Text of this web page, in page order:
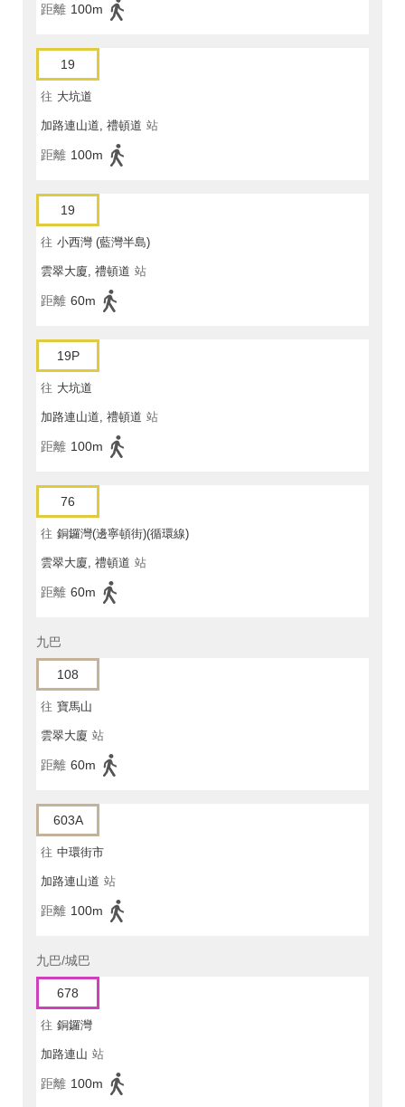
距離 100m
19
往 大坑道
加路連山道, 禮頓道 站
距離 100m
19
往 小西灣 (藍灣半島)
雲翠大廈, 禮頓道 站
距離 60m
19P
往 大坑道
加路連山道, 禮頓道 站
距離 100m
76
往 銅鑼灣(邊寧頓街)(循環線)
雲翠大廈, 禮頓道 站
距離 60m
九巴
108
往 寶馬山
雲翠大廈 站
距離 60m
603A
往 中環街市
加路連山道 站
距離 100m
九巴/城巴
678
往 銅鑼灣
加路連山 站
距離 100m